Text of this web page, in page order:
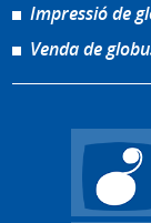
Impressió de
Venda de